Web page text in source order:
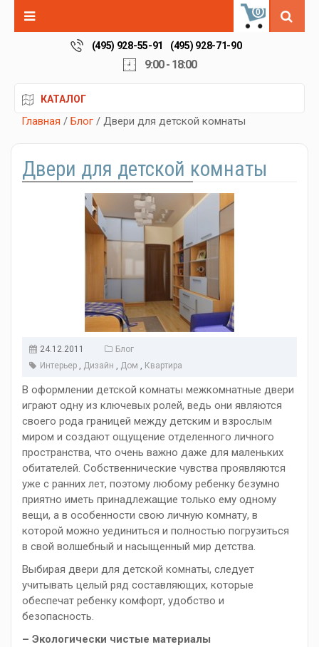
0
(495) 928-55-91 (495) 928-71-90
9:00 - 18:00
КАТАЛОГ
Главная / Блог / Двери для детской комнаты
Двери для детской комнаты
24.12.2011
Блог
Интерьер , Дизайн , Дом , Квартира
В оформлении детской комнаты межкомнатные двери
играют одну из ключевых ролей, ведь они являются
своего рода границей между детским и взрослым
миром и создают ощущение отделенного личного
пространства, что очень важно даже для маленьких
обитателей. Собственнические чувства проявляются
уже с ранних лет, поэтому любому ребенку безумно
приятно иметь принадлежащие только ему одному
вещи, а в особенности свою личную комнату, в
которой можно уединиться и полностью погрузиться
в свой волшебный и насыщенный мир детства.
Выбирая двери для детской комнаты, следует
учитывать целый ряд составляющих, которые
обеспечат ребенку комфорт, удобство и
безопасность.
– Экологически чистые материалы